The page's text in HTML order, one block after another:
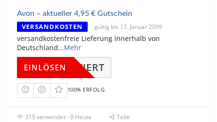
Avon – aktueller 4,95 € Gutschein
VERSANDKOSTEN gültig bis 17. Januar 2099
versandkostenfreie Lieferung innerhalb von
Deutschland...Mehr
KTIVIERT
EINLÖSEN
100% ERFOLG
315 verwendet - 0 Heute
Teile